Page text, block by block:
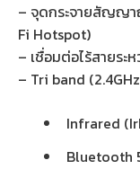
– จุดกระจายสัญญ
Fi Hotspot)
– เชื่อมต่อไร้สายร
– Tri band
Infrared
Bluetooth